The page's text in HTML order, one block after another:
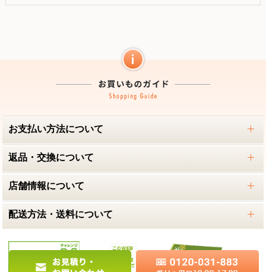
お支払い方法について
返品・交換について
店舗情報について
配送方法・送料について